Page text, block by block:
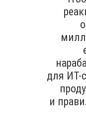
для ИТ-
и